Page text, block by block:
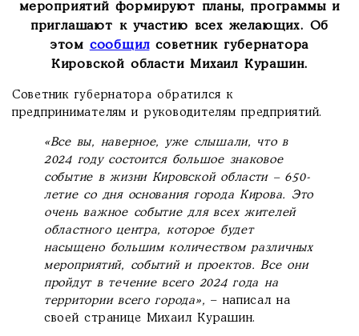
мероприятий формируют планы, программы и
приглашают к участию всех желающих. Об
этом сообщилсоветник губернатора
Кировской области Михаил Курашин.
Советник губернатора обратился к
предпринимателям и руководителям предприятий.
«Все вы, наверное, уже слышали, что в
2024 году состоится большое знаковое
событие в жизни Кировской области – 650-
летие со дня основания города Кирова. Это
очень важное событие для всех жителей
областного центра, которое будет
насыщено большим количеством различных
мероприятий, событий и проектов. Все они
пройдут в течение всего 2024 года на
территории всего города», – написал на
своей странице Михаил Курашин.